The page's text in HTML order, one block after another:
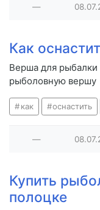
—
Как
Верша для рыбалки
рыболовную вершу
как оснастить
—
Купить
полоцке